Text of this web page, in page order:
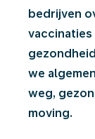
bedrijven
we
weg,
moving.